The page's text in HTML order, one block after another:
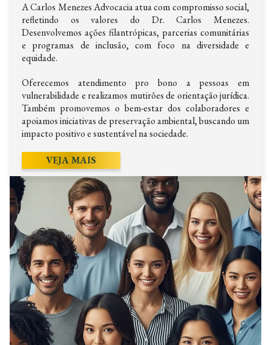
A Carlos Menezes Advocacia atua com compromisso social,
refletindo os valores do Dr. Carlos Menezes.
Desenvolvemos ações filantrópicas, parcerias comunitárias
e programas de inclusão, com foco na diversidade e
equidade.
Oferecemos atendimento pro bono a pessoas em
vulnerabilidade e realizamos mutirões de orientação jurídica.
Também promovemos o bem-estar dos colaboradores e
apoiamos iniciativas de preservação ambiental, buscando um
impacto positivo e sustentável na sociedade.
VEJA MAIS